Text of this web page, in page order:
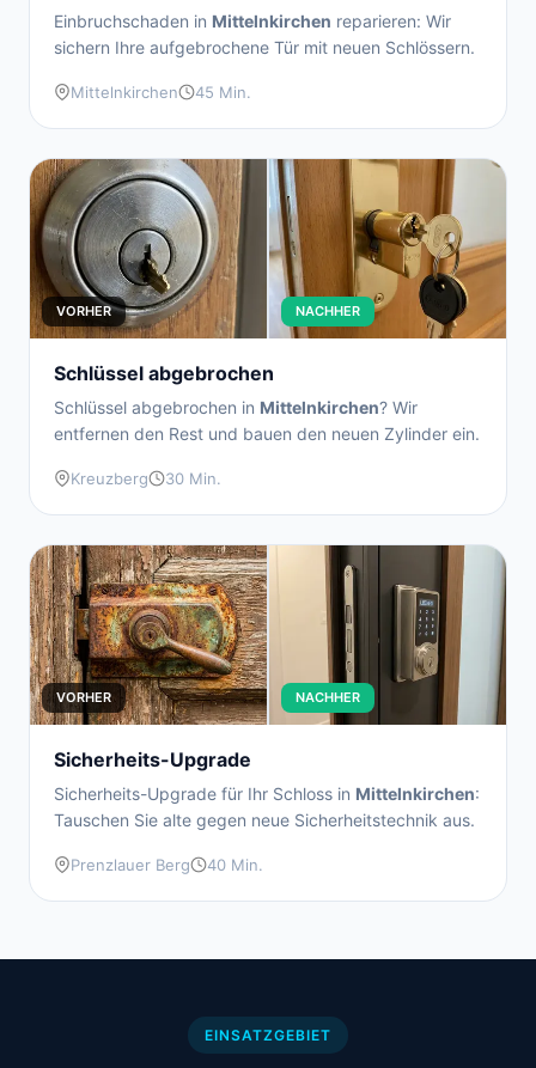
Einbruchschaden in Mittelnkirchen reparieren: Wir
sichern Ihre aufgebrochene Tür mit neuen Schlössern.
Mittelnkirchen 45 Min.
VORHER NACHHER
Schlüssel abgebrochen
Schlüssel abgebrochen in Mittelnkirchen? Wir
entfernen den Rest und bauen den neuen Zylinder ein.
Kreuzberg 30 Min.
VORHER NACHHER
Sicherheits-Upgrade
Sicherheits-Upgrade für Ihr Schloss in Mittelnkirchen:
Tauschen Sie alte gegen neue Sicherheitstechnik aus.
Prenzlauer Berg 40 Min.
EINSATZGEBIET